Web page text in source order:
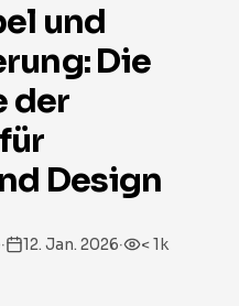
und
Die
der
Design
· 12. Jan. 2026· < 1k